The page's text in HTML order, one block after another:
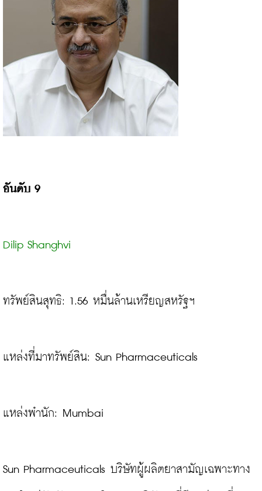
อันดับ 9
Dilip Shanghvi
ทรัพย์สินสุทธิ: 1.56 หมื่นล้านเหรียญสหรัฐฯ
แหล่งที่มาทรัพย์สิน: Sun Pharmaceuticals
แหล่งพำนัก: Mumbai
Sun Pharmaceuticals บริษัทผู้ผลิตยาสามัญเฉพาะทาง